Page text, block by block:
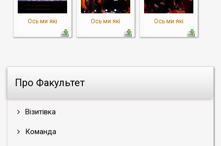
Про Факультет
Візитівка
Команда
Ось ми які Ось ми які Ось ми які